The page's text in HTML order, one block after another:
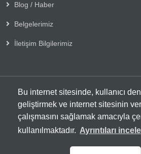
Bu internet sitesinde, kullanıcı
geliştirmek ve internet sitesinin
çalışmasını sağlamak amacıyla
kullanılmaktadır. Ayrıntıları
Blog / Haber
Belgelerimiz
İletişim Bilgilerimiz
Copyright © 2025 Her Hakkı Saklıdır.
ve dağıtılması halinde yasal
Solid